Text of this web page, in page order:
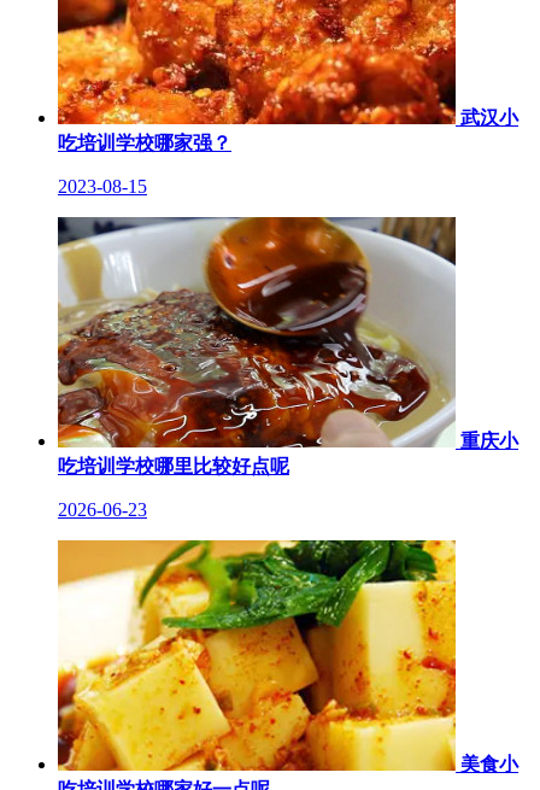
武汉小
吃培训学校哪家强？
2023-08-15
重庆小
吃培训学校哪里比较好点呢
2026-06-23
美食小